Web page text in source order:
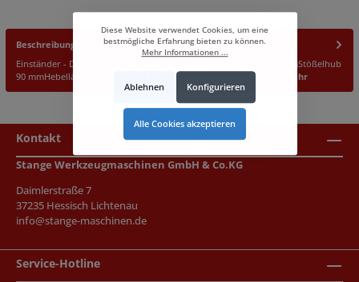
Beschreibung
Einständer - Drehdornpresse, ZahnstangenpresseAusladung 53 mmStößelhub
90 mmHebellänge 260 mmHub bei 90° Hebelbewegung 40 mm…
Mehr
Kontakt
Stange Werkzeugmaschinen GmbH & Co.KG
Daimlerstraße 7
37235 Hessisch Lichtenau
info@stange-maschinen.de
Service-Hotline
Diese Website verwendet Cookies, um eine
bestmögliche Erfahrung bieten zu können.
Mehr Informationen ...
Ablehnen Konfigurieren
Alle Cookies akzeptieren